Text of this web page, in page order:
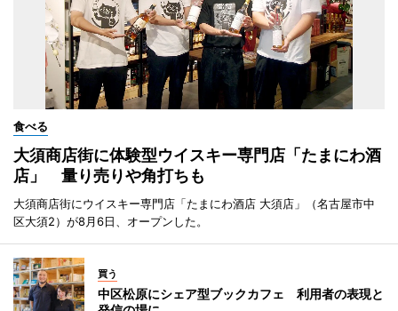
食べる
大須商店街に体験型ウイスキー専門店「たまにわ酒
店」 量り売りや角打ちも
大須商店街にウイスキー専門店「たまにわ酒店 大須店」（名古屋市中
区大須2）が8月6日、オープンした。
買う
中区松原にシェア型ブックカフェ 利用者の表現と